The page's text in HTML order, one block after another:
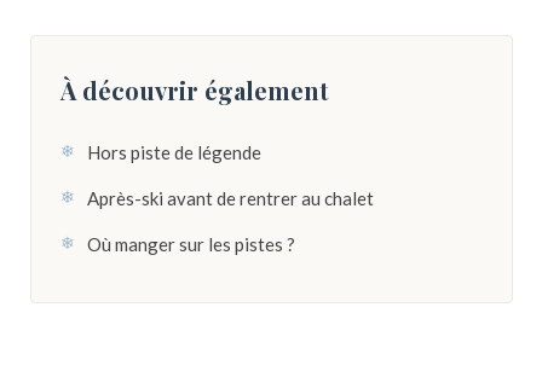
À découvrir également
Hors piste de légende
Après-ski avant de rentrer au chalet
Où manger sur les pistes ?